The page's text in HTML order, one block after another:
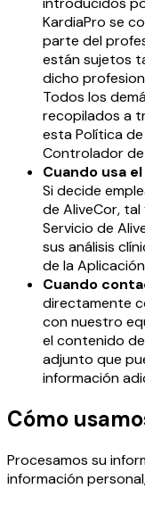
KardiaPro se
parte del
están sujetos
dicho
Todos los
recopilados a
esta Política
Controlador
Cuando usa
Si decide
de AliveCor,
Servicio de
sus análisis
de la
Cuando
directamente
con nuestro
el contenido
adjunto que
información
Cómo
Procesamos su
información